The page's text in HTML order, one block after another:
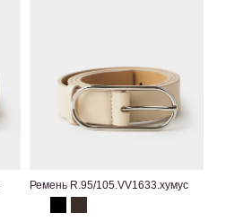
Ремень R.95/105.VV1633.хумус